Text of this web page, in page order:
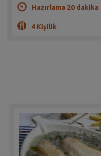
Hazırlama 20 dakika
4 Kişilik